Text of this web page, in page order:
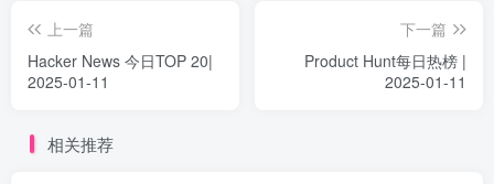
上一篇
Hacker News 今日TOP 20|
2025-01-11
下一篇
Product Hunt每日热榜 |
2025-01-11
相关推荐